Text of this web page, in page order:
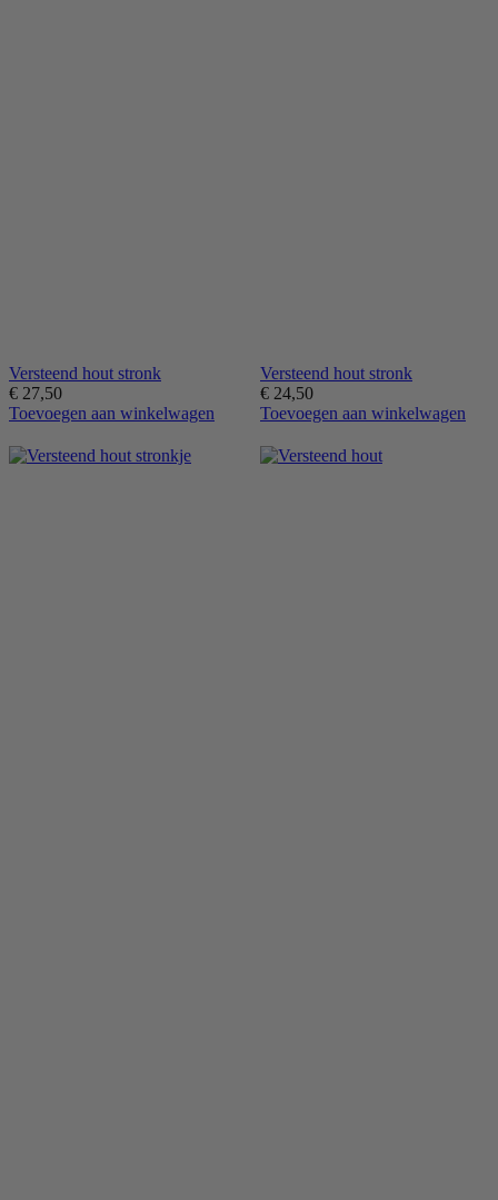
Versteend hout stronk
€ 27,50
Toevoegen aan winkelwagen
Versteend hout stronk
€ 24,50
Toevoegen aan winkelwagen